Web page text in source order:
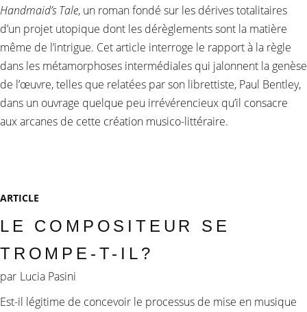
Handmaid’s Tale, un roman fondé sur les dérives totalitaires
d’un projet utopique dont les dérèglements sont la matière
même de l’intrigue. Cet article interroge le rapport à la règle
dans les métamorphoses intermédiales qui jalonnent la genèse
de l’œuvre, telles que relatées par son librettiste, Paul Bentley,
dans un ouvrage quelque peu irrévérencieux qu’il consacre
aux arcanes de cette création musico-littéraire.
ARTICLE
LE COMPOSITEUR SE
TROMPE-T-IL?
par Lucia Pasini
Est-il légitime de concevoir le processus de mise en musique